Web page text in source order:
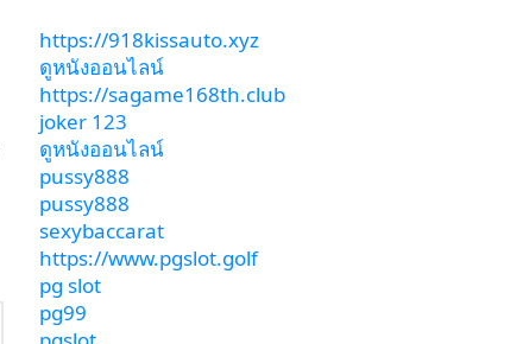
https://918kissauto.xyz
ดูหนังออนไลน์
https://sagame168th.club
joker 123
ดูหนังออนไลน์
pussy888
pussy888
sexybaccarat
https://www.pgslot.golf
pg slot
pg99